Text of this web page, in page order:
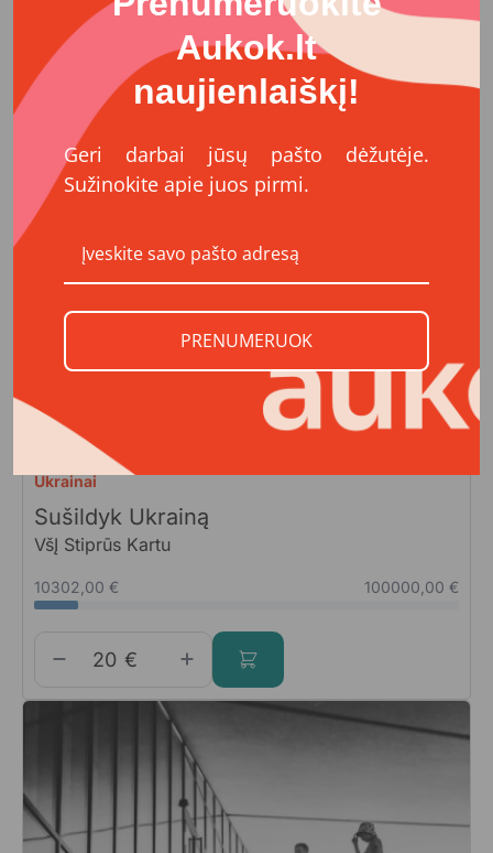
Ukrainai
Maistas neįgaliems vaikams ir šeimoms
Ukrainai
Sušildyk Ukrainą
VšĮ Stiprūs Kartu
10302,00 € 100000,00 €
€
Aukok.lt
naujienlaiškį!
Geri darbai jūsų pašto dėžutėje.
Sužinokite apie juos pirmi.
PRENUMERUOK